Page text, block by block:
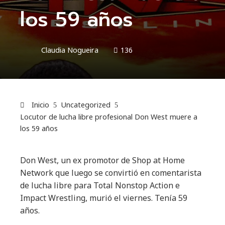
los 59 años
Claudia Nogueira 136
Inicio
Uncategorized
Locutor de lucha libre profesional Don West muere a
los 59 años
Don West, un ex promotor de Shop at Home
Network que luego se convirtió en comentarista
de lucha libre para Total Nonstop Action e
Impact Wrestling, murió el viernes. Tenía 59
años.